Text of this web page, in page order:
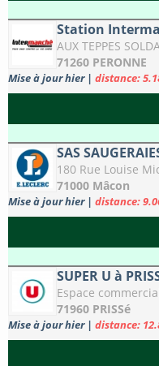
Station
AUX TEPPES
71260 PERONNE
Mise à jour hier | distance:
SAS
180 Rue Louise
71000 Mâcon
Mise à jour hier | distance:
SUPER U à
Espace
71960 PRISSé
Mise à jour hier | distance: